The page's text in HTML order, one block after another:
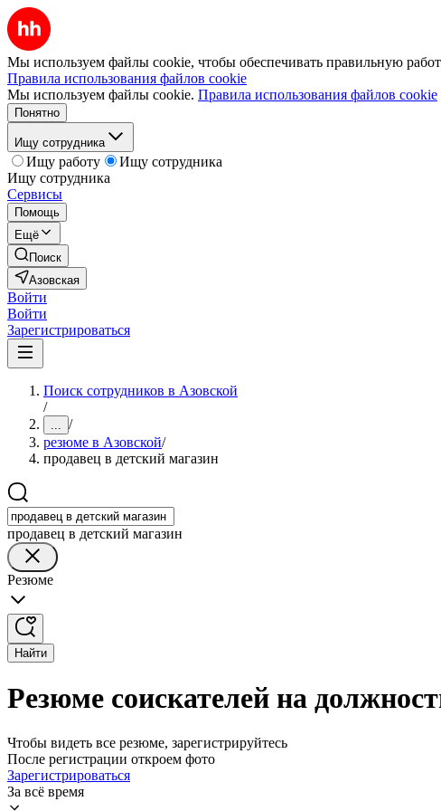
Мы используем файлы cookie, чтобы обеспечивать правильную
Правила использования файлов cookie
Мы используем файлы cookie. Правила использования файлов cookie
Понятно
Ищу сотрудника
Ищу работу
Ищу сотрудника
Ищу сотрудника
Сервисы
Помощь
Ещё
Поиск
Азовская
Войти
Войти
Зарегистрироваться
Поиск сотрудников в Азовской
/
... /
резюме в Азовской/
продавец в детский магазин
продавец в детский магазин
Резюме
Найти
Резюме соискателей на
Чтобы видеть все резюме, зарегистрируйтесь
После регистрации откроем фото
Зарегистрироваться
За всё время